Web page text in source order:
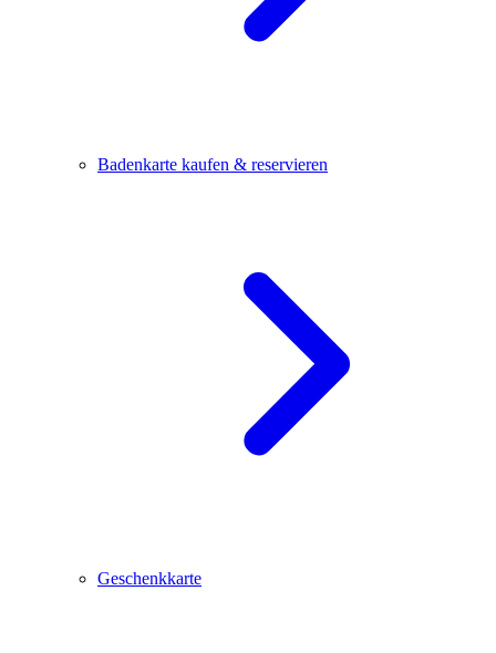
Badenkarte kaufen & reservieren
Geschenkkarte